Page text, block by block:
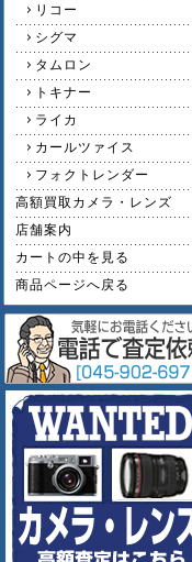
リコー
シグマ
タムロン
トキナー
ライカ
カールツァイス
フォクトレンダー
高額買取カメラ・レンズ
店舗案内
カートの中を見る
商品ページへ戻る